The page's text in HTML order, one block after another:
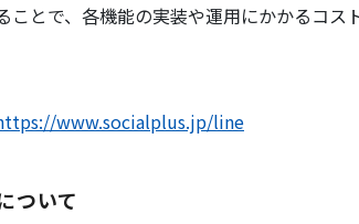
ことで、各機能の実装や運用にかかるコス
www.socialplus.jp/line
ついて